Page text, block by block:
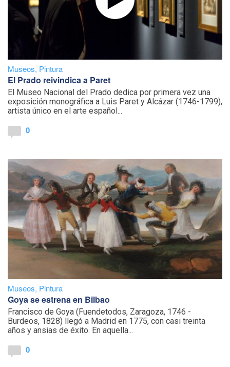
Museos, Pintura
El Prado reivindica a Paret
El Museo Nacional del Prado dedica por primera vez una
exposición monográfica a Luis Paret y Alcázar (1746-1799),
artista único en el arte español...
0
Museos, Pintura
Goya se estrena en Bilbao
Francisco de Goya (Fuendetodos, Zaragoza, 1746 -
Burdeos, 1828) llegó a Madrid en 1775, con casi treinta
años y ansias de éxito. En aquella...
0